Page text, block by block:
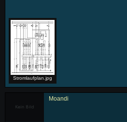
Stromlaufplan.jpg
Moandi